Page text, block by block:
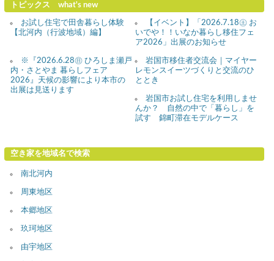
トピックス what's new
お試し住宅で田舎暮らし体験
【北河内（行波地域）編】
【イベント】「2026.7.18㊏ お
いでや！！いなか暮らし移住フェ
ア2026」出展のお知らせ
※『2026.6.28㊐ ひろしま瀬戸
内・さとやま 暮らしフェア
2026』天候の影響により本市の
出展は見送ります
岩国市移住者交流会｜マイヤー
レモンスイーツづくりと交流のひ
ととき
岩国市お試し住宅を利用しませ
んか？ 自然の中で「暮らし」を
試す 錦町滞在モデルケース
空き家を地域名で検索
南北河内
周東地区
本郷地区
玖珂地区
由宇地区